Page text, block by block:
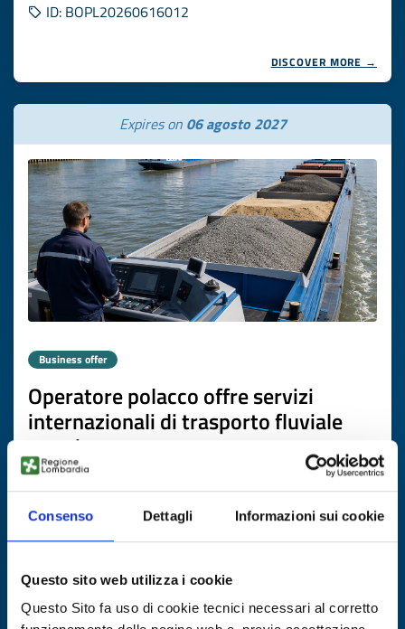
Consenso Dettagli Informazioni sui cookie
Questo sito web utilizza i cookie
Questo Sito fa uso di cookie tecnici necessari al corretto
ID: BOPL20260616012
DISCOVER MORE →
Expires on 06 agosto 2027
Business offer
Operatore polacco offre servizi
internazionali di trasporto fluviale
merci
ID: BOPL20260616009